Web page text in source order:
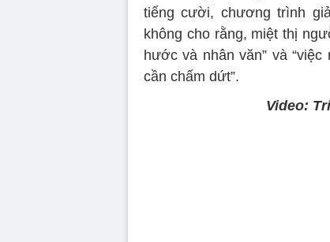
tiếng cười, chương trình
không cho rằng, miệt thị
hước và nhân văn” và
cần chấm dứt”.
Video: